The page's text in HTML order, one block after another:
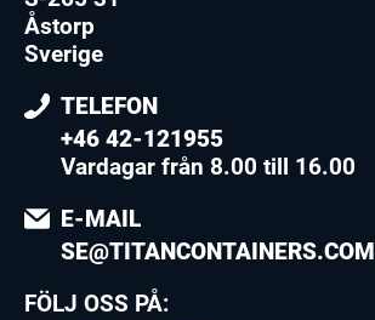
Åstorp
Sverige
TELEFON
+46 42-121955
Vardagar från 8.00 till 16.00
E-MAIL
SE@TITANCONTAINERS.COM
FÖLJ OSS PÅ: